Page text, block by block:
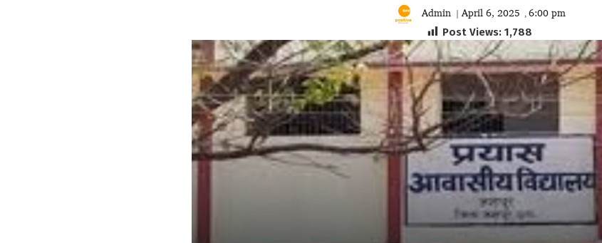
Admin | April 6, 2025 , 6:00 pm
Post Views: 1,788